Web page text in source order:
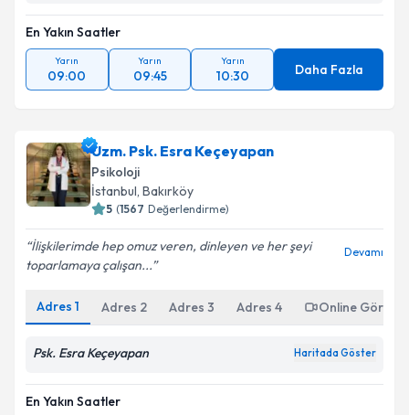
En Yakın Saatler
Yarın
09:00
Yarın
09:45
Yarın
10:30 Daha Fazla
Uzm. Psk. Esra Keçeyapan
Psikoloji
İstanbul, Bakırköy
5 (1567 Değerlendirme)
İlişkilerimde hep omuz veren, dinleyen ve her şeyi
toparlamaya çalışan...
Devamı
Adres 1 Adres 2 Adres 3 Adres 4 Online
Psk. Esra Keçeyapan Haritada Göster
En Yakın Saatler